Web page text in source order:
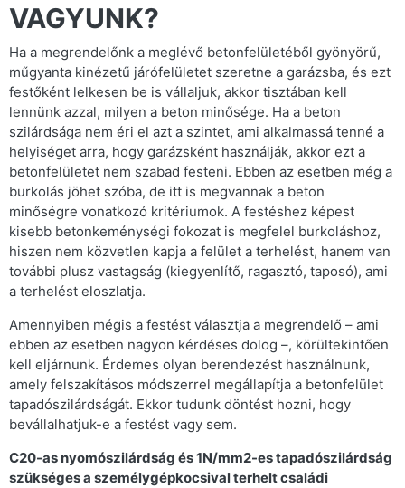
VAGYUNK?
Ha a megrendelőnk a meglévő betonfelületéből gyönyörű,
műgyanta kinézetű járófelületet szeretne a garázsba, és ezt
festőként lelkesen be is vállaljuk, akkor tisztában kell
lennünk azzal, milyen a beton minősége. Ha a beton
szilárdsága nem éri el azt a szintet, ami alkalmassá tenné a
helyiséget arra, hogy garázsként használják, akkor ezt a
betonfelületet nem szabad festeni. Ebben az esetben még a
burkolás jöhet szóba, de itt is megvannak a beton
minőségre vonatkozó kritériumok. A festéshez képest
kisebb betonkeménységi fokozat is megfelel burkoláshoz,
hiszen nem közvetlen kapja a felület a terhelést, hanem van
további plusz vastagság (kiegyenlítő, ragasztó, taposó), ami
a terhelést eloszlatja.
Amennyiben mégis a festést választja a megrendelő – ami
ebben az esetben nagyon kérdéses dolog –, körültekintően
kell eljárnunk. Érdemes olyan berendezést használnunk,
amely felszakításos módszerrel megállapítja a betonfelület
tapadószilárdságát. Ekkor tudunk döntést hozni, hogy
bevállalhatjuk-e a festést vagy sem.
C20-as nyomószilárdság és 1N/mm2-es tapadószilárdság
szükséges a személygépkocsival terhelt családi